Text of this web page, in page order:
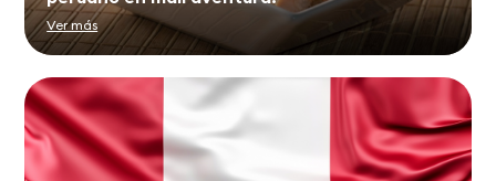
Ver más